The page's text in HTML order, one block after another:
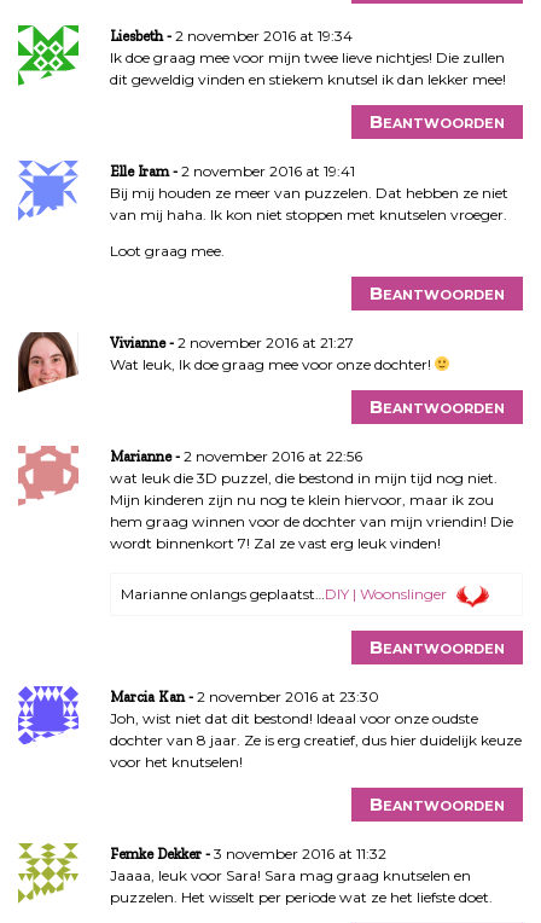
Liesbeth
2 november 2016 at 19:34
Ik doe graag mee voor mijn twee lieve nichtjes! Die zullen
dit geweldig vinden en stiekem knutsel ik dan lekker mee!
Beantwoorden
Elle Iram
2 november 2016 at 19:41
Bij mij houden ze meer van puzzelen. Dat hebben ze niet
van mij haha. Ik kon niet stoppen met knutselen vroeger.
Loot graag mee.
Beantwoorden
Vivianne
2 november 2016 at 21:27
Wat leuk, Ik doe graag mee voor onze dochter!
Beantwoorden
Marianne
2 november 2016 at 22:56
wat leuk die 3D puzzel, die bestond in mijn tijd nog niet.
Mijn kinderen zijn nu nog te klein hiervoor, maar ik zou
hem graag winnen voor de dochter van mijn vriendin! Die
wordt binnenkort 7! Zal ze vast erg leuk vinden!
Marianne onlangs geplaatst… DIY | Woonslinger
Beantwoorden
Marcia Kan
2 november 2016 at 23:30
Joh, wist niet dat dit bestond! Ideaal voor onze oudste
dochter van 8 jaar. Ze is erg creatief, dus hier duidelijk keuze
voor het knutselen!
Beantwoorden
Femke Dekker
3 november 2016 at 11:32
Jaaaa, leuk voor Sara! Sara mag graag knutselen en
puzzelen. Het wisselt per periode wat ze het liefste doet.